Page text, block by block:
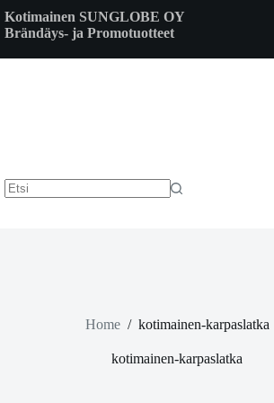
to
content
Kotimainen SUNGLOBE OY
Brändäys- ja Promotuotteet
Home / kotimainen-karpaslatka
kotimainen-karpaslatka